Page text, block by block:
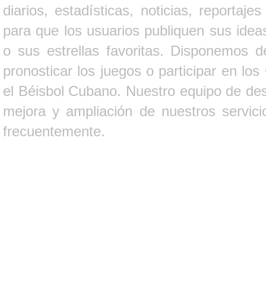
diarios, estadísticas, noticias,
para que los usuarios publiquen sus
o sus estrellas favoritas. Disponemos
pronosticar los juegos o participar en
el Béisbol Cubano. Nuestro equipo de
mejora y ampliación de nuestros
frecuentemente.